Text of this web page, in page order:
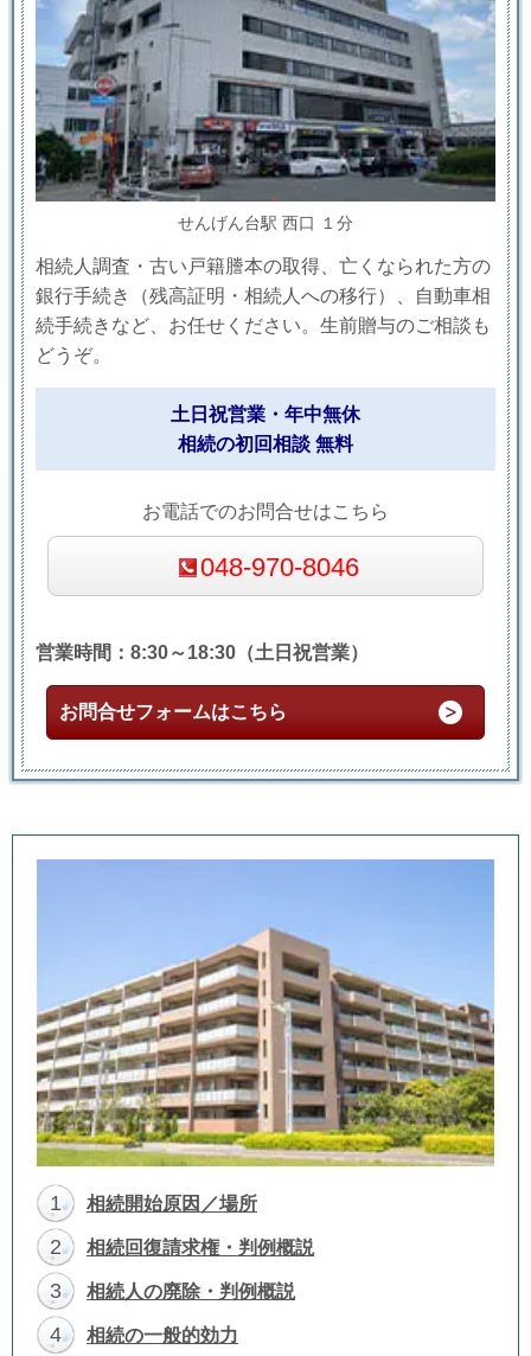
せんげん台駅 西口 １分
相続人調査・古い戸籍謄本の取得、亡くなられた方の
銀行手続き（残高証明・相続人への移行）、自動車相
続手続きなど、お任せください。生前贈与のご相談も
どうぞ。
土日祝営業・年中無休
相続の初回相談 無料
お電話でのお問合せはこちら
048-970-8046
営業時間：8:30～18:30（土日祝営業）
お問合せフォームはこちら
1 相続開始原因／場所
2 相続回復請求権・判例概説
3 相続人の廃除・判例概説
4 相続の一般的効力